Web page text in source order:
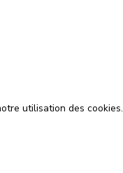
utilisation des cookies.